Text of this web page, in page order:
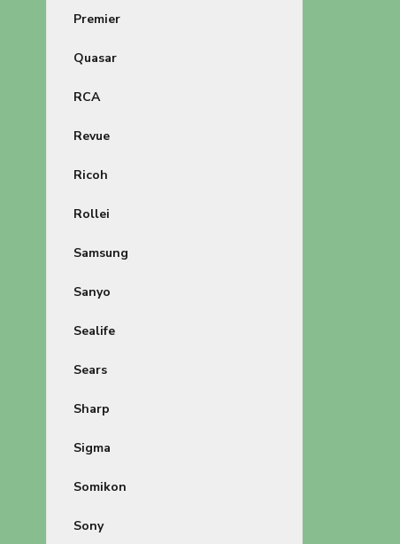
Premier
Quasar
RCA
Revue
Ricoh
Rollei
Samsung
Sanyo
Sealife
Sears
Sharp
Sigma
Somikon
Sony